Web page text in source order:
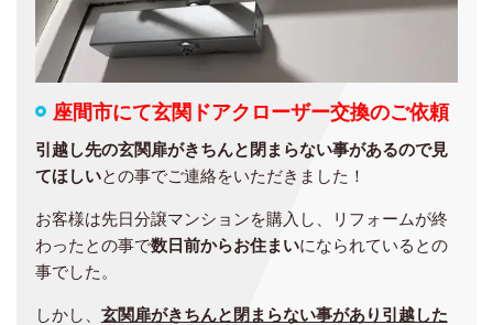
座間市にて玄関ドアクローザー交換のご依頼
引越し先の玄関扉がきちんと閉まらない事があるので見
てほしいとの事でご連絡をいただきました！
お客様は先日分譲マンションを購入し、リフォームが終
わったとの事で数日前からお住まいになられているとの
事でした。
しかし、 玄関扉がきちんと閉まらない事があり引越した